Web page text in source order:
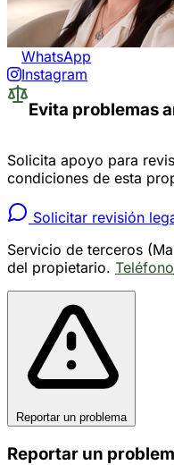
WhatsApp
Instagram
Evita problemas
Solicita apoyo para
condiciones de esta
Solicitar revisión
Servicio de terceros
del propietario. Teléfono
Reportar un problema
Reportar un